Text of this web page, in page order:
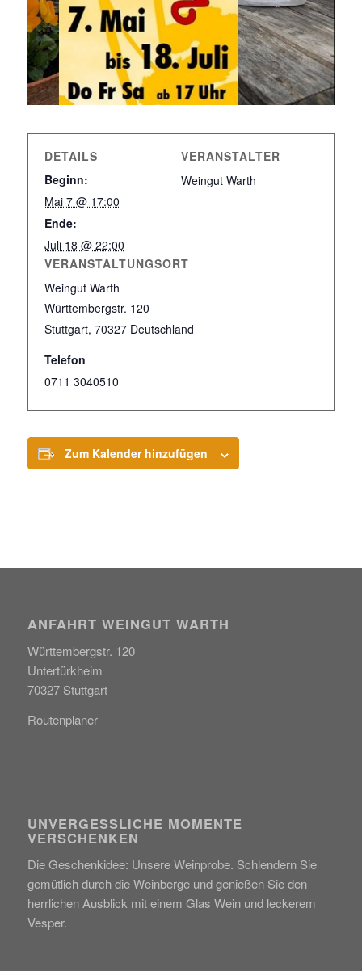
DETAILS
Beginn:
Mai 7 @ 17:00
Ende:
Juli 18 @ 22:00
VERANSTALTUNGSORT
Weingut Warth
Württembergstr. 120
Stuttgart, 70327 Deutschland
Telefon
0711 3040510
VERANSTALTER
Weingut Warth
Zum Kalender hinzufügen
ANFAHRT WEINGUT WARTH
Württembergstr. 120
Untertürkheim
70327 Stuttgart
Routenplaner
UNVERGESSLICHE MOMENTE
VERSCHENKEN
Die Geschenkidee: Unsere Weinprobe. Schlendern Sie
gemütlich durch die Weinberge und genießen Sie den
herrlichen Ausblick mit einem Glas Wein und leckerem
Vesper.